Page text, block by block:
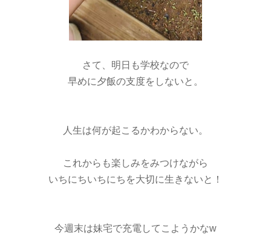
さて、明日も学校なので
早めに夕飯の支度をしないと。
人生は何が起こるかわからない。
これからも楽しみをみつけながら
いちにちいちにちを大切に生きないと！
今週末は妹宅で充電してこようかなw